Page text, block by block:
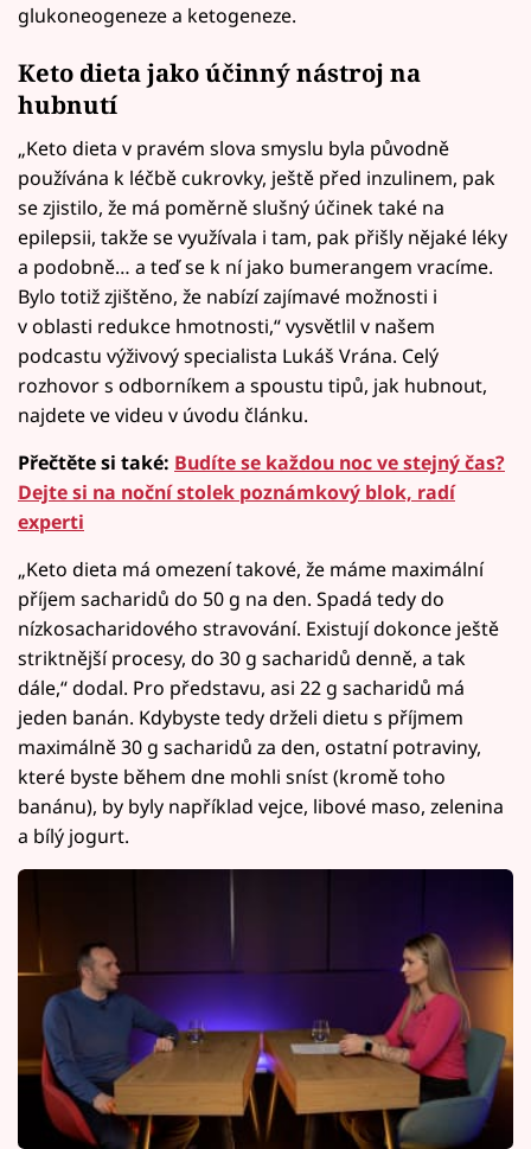
glukoneogeneze a ketogeneze.
Keto dieta jako účinný nástroj na
hubnutí
„Keto dieta v pravém slova smyslu byla původně
používána k léčbě cukrovky, ještě před inzulinem, pak
se zjistilo, že má poměrně slušný účinek také na
epilepsii, takže se využívala i tam, pak přišly nějaké léky
a podobně… a teď se k ní jako bumerangem vracíme.
Bylo totiž zjištěno, že nabízí zajímavé možnosti i
v oblasti redukce hmotnosti,“ vysvětlil v našem
podcastu výživový specialista Lukáš Vrána. Celý
rozhovor s odborníkem a spoustu tipů, jak hubnout,
najdete ve videu v úvodu článku.
Přečtěte si také: Budíte se každou noc ve stejný čas?
Dejte si na noční stolek poznámkový blok, radí
experti
„Keto dieta má omezení takové, že máme maximální
příjem sacharidů do 50 g na den. Spadá tedy do
nízkosacharidového stravování. Existují dokonce ještě
striktnější procesy, do 30 g sacharidů denně, a tak
dále,“ dodal. Pro představu, asi 22 g sacharidů má
jeden banán. Kdybyste tedy drželi dietu s příjmem
maximálně 30 g sacharidů za den, ostatní potraviny,
které byste během dne mohli sníst (kromě toho
banánu), by byly například vejce, libové maso, zelenina
a bílý jogurt.